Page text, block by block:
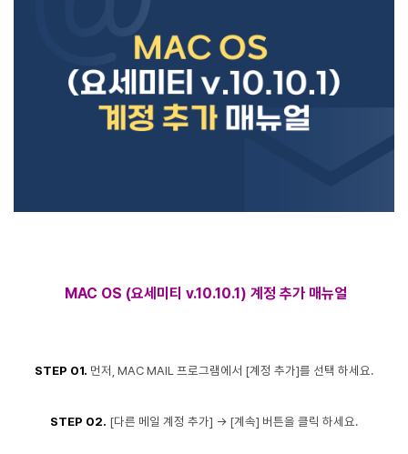
MAC OS (요세미티 v.10.10.1) 계정 추가 매뉴얼
STEP 01. 먼저, MAC MAIL 프로그램에서 [계정 추가]를 선택 하세요.
STEP 02. [다른 메일 계정 추가] -> [계속] 버튼을 클릭 하세요.